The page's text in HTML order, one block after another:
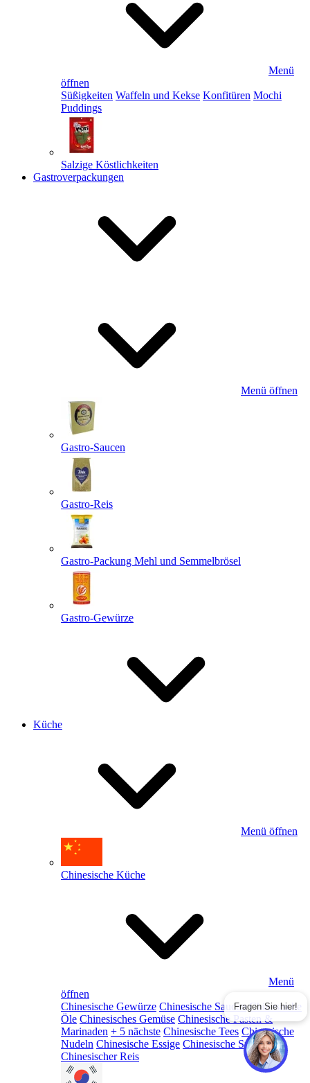
Menü
öffnen
Süßigkeiten Waffeln und Kekse Konfitüren Mochi
Puddings
Salzige Köstlichkeiten
Gastroverpackungen
Menü öffnen
Gastro-Saucen
Gastro-Reis
Gastro-Packung Mehl und Semmelbrösel
Gastro-Gewürze
Küche
Menü öffnen
Chinesische Küche
Menü
öffnen
Chinesische Gewürze Chinesische Saucen Chinesische
Öle Chinesisches Gemüse Chinesische Pasten &
Marinaden + 5 nächste Chinesische Tees Chinesische
Nudeln Chinesische Essige Chinesische Snacks
Chinesischer Reis
Fragen Sie hier!